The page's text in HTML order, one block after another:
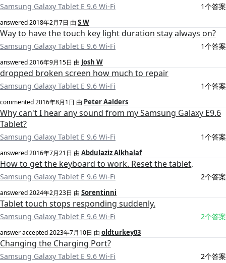
Samsung Galaxy Tablet E 9.6 Wi-Fi 1个答案
answered2018年2月7日 由 S W
Way to have the touch key light duration stay always on?
Samsung Galaxy Tablet E 9.6 Wi-Fi 1个答案
answered2016年9月15日 由 Josh W
dropped broken screen how much to repair
Samsung Galaxy Tablet E 9.6 Wi-Fi 1个答案
commented2016年8月1日 由 Peter Aalders
Why can't I hear any sound from my Samsung Galaxy E9.6
Tablet?
Samsung Galaxy Tablet E 9.6 Wi-Fi 1个答案
answered2016年7月21日 由 Abdulaziz Alkhalaf
How to get the keyboard to work. Reset the tablet,
Samsung Galaxy Tablet E 9.6 Wi-Fi 2个答案
answered2024年2月23日 由 Sorentinni
Tablet touch stops responding suddenly.
Samsung Galaxy Tablet E 9.6 Wi-Fi 2个答案
answer accepted2023年7月10日 由 oldturkey03
Changing the Charging Port?
Samsung Galaxy Tablet E 9.6 Wi-Fi 2个答案